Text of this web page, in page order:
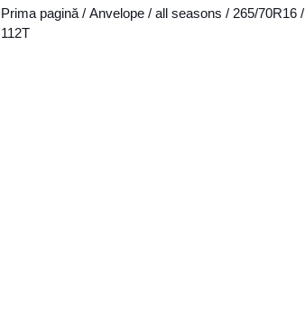
Prima pagină / Anvelope / all seasons / 265/70R16 /
112T